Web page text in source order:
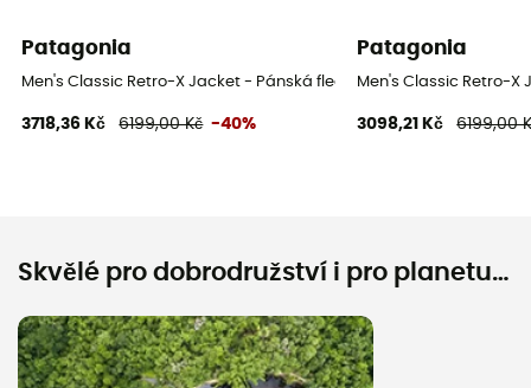
Patagonia
Men's Classic Retro-X Jacket - Pánská fleesová mikina
3718,36 Kč 6199,00 Kč -40%
Patagonia
Men's Classic Retro-
3098,21 Kč 6199,00
Skvělé pro dobrodružství i pro planetu…